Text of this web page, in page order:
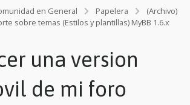
en General Papelera
(Archivo)
sobre temas (Estilos y plantillas) MyBB 1.6.x
una version
de mi foro